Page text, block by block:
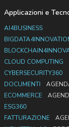
Applicazioni e
AI4BUSINESS
CLOUD COMPUTING
CYBERSECURITY360
DOCUMENTI
ECOMMERCE
ESG360
FATTURAZIONE